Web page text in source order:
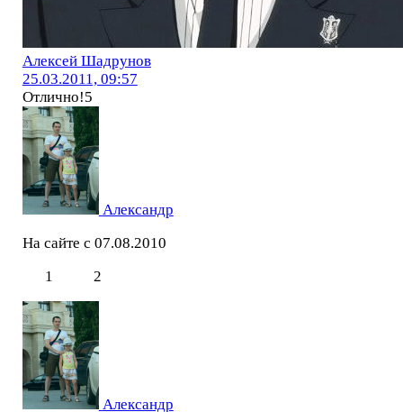
Алексей Шадрунов
25.03.2011, 09:57
Отлично!5
Александр
На сайте с 07.08.2010
1
2
Александр